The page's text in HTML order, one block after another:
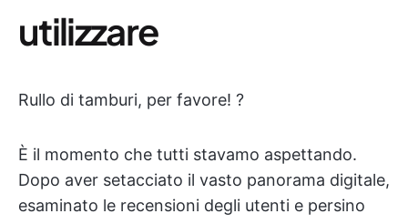
utilizzare
Rullo di tamburi, per favore! ?
È il momento che tutti stavamo aspettando.
Dopo aver setacciato il vasto panorama digitale,
esaminato le recensioni degli utenti e persino